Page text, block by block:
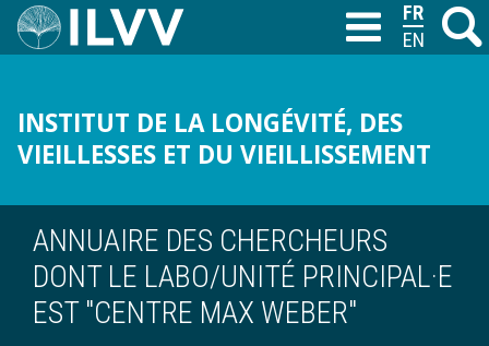
Aller
au
M
INSTITUT DE LA LONGÉVITÉ, DES
VIEILLESSES ET DU VIEILLISSEMENT
T
ANNUAIRE DES CHERCHEURS
DONT LE LABO/UNITÉ PRINCIPAL·E
EST "CENTRE MAX WEBER"
FRANÇAIS
ENGLISH